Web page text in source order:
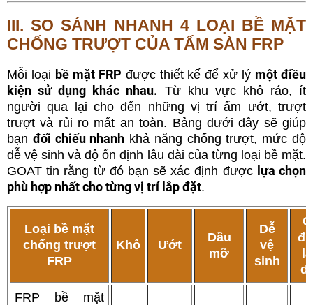
III. SO SÁNH NHANH 4 LOẠI BỀ MẶT
CHỐNG TRƯỢT CỦA TẤM SÀN FRP
Mỗi loại bề mặt FRP được thiết kế để xử lý một điều
kiện sử dụng khác nhau. Từ khu vực khô ráo, ít
người qua lại cho đến những vị trí ẩm ướt, trượt
trượt và rủi ro mất an toàn. Bảng dưới đây sẽ giúp
bạn đối chiếu nhanh khả năng chống trượt, mức độ
dễ vệ sinh và độ ổn định lâu dài của từng loại bề mặt.
GOAT tin rằng từ đó bạn sẽ xác định được lựa chọn
phù hợp nhất cho từng vị trí lắp đặt.
Loại bề mặt
chống trượt
FRP
Khô Ướt
Dầu
mỡ
Dễ
vệ
sinh
FRP bề mặt